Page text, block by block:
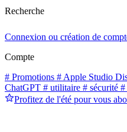
Recherche
Connexion ou création de
Compte
# Promotions # Apple Studio
ChatGPT # utilitaire # sécurité #
Profitez de l'été pour vous